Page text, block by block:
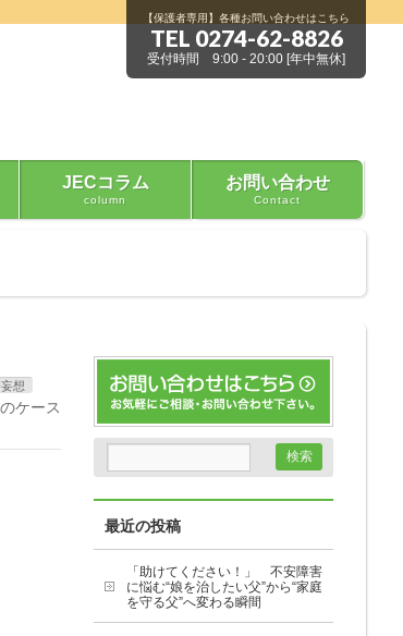
【保護者専用】各種お問い合わせはこちら
TEL 0274-62-8826
受付時間 9:00 - 20:00 [年中無休]
JECコラム
column
お問い合わせ
Contact
想
ケース
最近の投稿
「助けてください！」 不安障害
に悩む“娘を治したい父”から“家庭
を守る父”へ変わる瞬間